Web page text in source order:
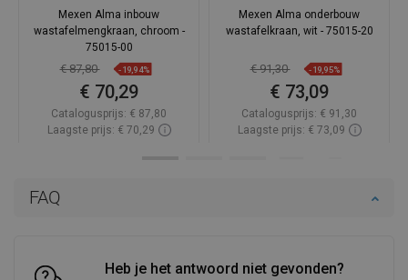
FAQ
Heb je het antwoord niet gevonden?
Mexen Alma inbouw
wastafelmengkraan, chroom -
75015-00
€ 87,80 -19,94%
€ 70,29
Catalogusprijs: € 87,80
Laagste prijs: € 70,29
Mexen Alma onderbouw
wastafelkraan, wit - 75015-20
€ 91,30 -19,95%
€ 73,09
Catalogusprijs: € 91,30
Laagste prijs: € 73,09